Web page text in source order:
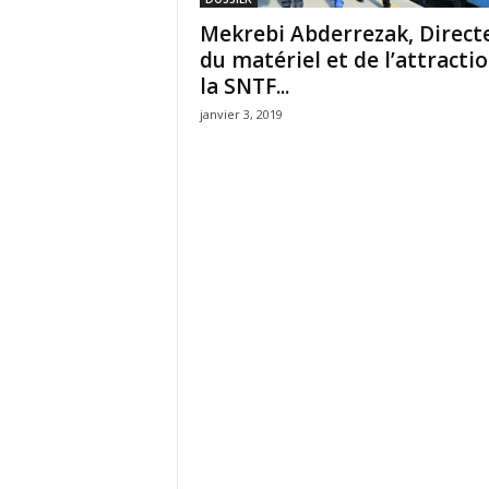
Mekrebi Abderrezak,
du matériel et de
la SNTF...
janvier 3, 2019